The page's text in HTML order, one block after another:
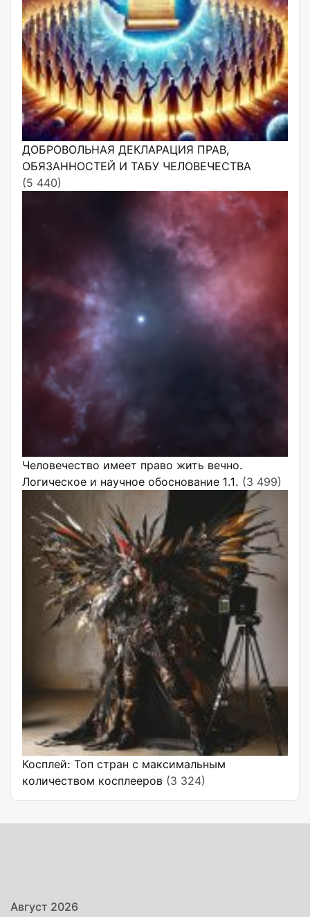
ДОБРОВОЛЬНАЯ ДЕКЛАРАЦИЯ ПРАВ,
ОБЯЗАННОСТЕЙ И ТАБУ ЧЕЛОВЕЧЕСТВА
(5 440)
Человечество имеет право жить вечно.
Логическое и научное обоснование 1.1. (3 499)
Косплей: Топ стран с максимальным
количеством косплееров (3 324)
Август 2026